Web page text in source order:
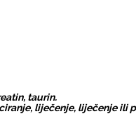
taurin.
liječenje, liječenje ili